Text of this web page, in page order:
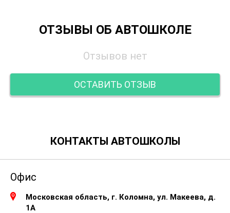
ОТЗЫВЫ ОБ АВТОШКОЛЕ
Отзывов нет
ОСТАВИТЬ ОТЗЫВ
КОНТАКТЫ АВТОШКОЛЫ
Офис
Московская область, г. Коломна, ул. Макеева, д.
1А